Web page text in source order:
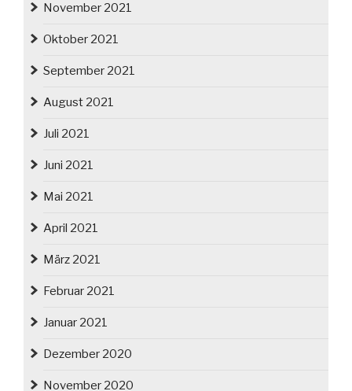
November 2021
Oktober 2021
September 2021
August 2021
Juli 2021
Juni 2021
Mai 2021
April 2021
März 2021
Februar 2021
Januar 2021
Dezember 2020
November 2020